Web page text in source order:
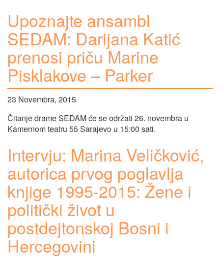
Upoznajte ansambl
SEDAM: Darijana Katić
prenosi priču Marine
Pisklakove – Parker
23 Novembra, 2015
Čitanje drame SEDAM će se održati 26. novembra u
Kamernom teatru 55 Sarajevo u 15:00 sati.
Intervju: Marina Veličković,
autorica prvog poglavlja
knjige 1995-2015: Žene i
politički život u
postdejtonskoj Bosni i
Hercegovini